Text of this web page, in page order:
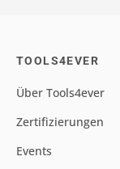
TOOLS4EVER
Über Tools4ever
Zertifizierungen
Events